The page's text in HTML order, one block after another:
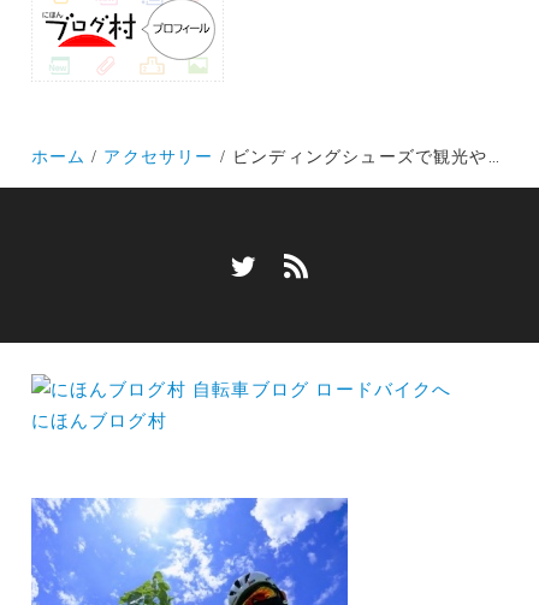
ホーム アクセサリー ビンディングシューズで観光や輪行にはクリートカバーが便利です！
にほんブログ村